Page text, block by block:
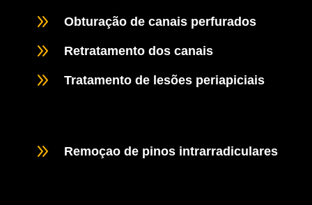
9 Obturação de canais perfurados
9 Retratamento dos canais
9 Tratamento de lesões periapiciais
9 Remoçao de pinos intrarradiculares